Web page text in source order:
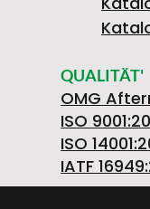
QUALITÄT'
OMG
ISO
ISO
IATF